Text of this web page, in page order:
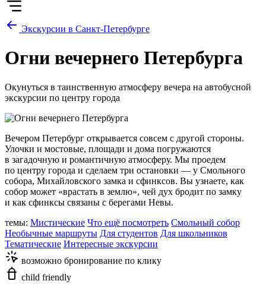
Экскурсии в Санкт-Петербурге
Огни вечернего Петербурга
Окунуться в таинственную атмосферу вечера на автобусной
экскурсии по центру города
Вечером Петербург открывается совсем с другой стороны.
Улочки и мостовые, площади и дома погружаются
в загадочную и романтичную атмосферу. Мы проедем
по центру города и сделаем три остановки — у Смольного
собора, Михайловского замка и сфинксов. Вы узнаете, как
собор может «врастать в землю», чей дух бродит по замку
и как сфинксы связаны с берегами Невы.
темы: Мистические Что ещё посмотреть Смольный собор
Необычные маршруты Для студентов Для школьников
Тематические Интересные экскурсии
возможно бронирование по клику
child friendly